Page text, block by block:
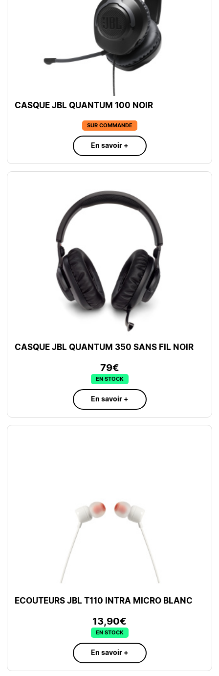
CASQUE JBL QUANTUM 100 NOIR
SUR COMMANDE
En savoir +
CASQUE JBL QUANTUM 350 SANS FIL NOIR
79€
EN STOCK
En savoir +
ECOUTEURS JBL T110 INTRA MICRO BLANC
13,90€
EN STOCK
En savoir +